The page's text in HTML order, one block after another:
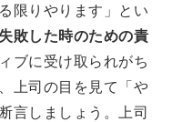
限りやります」とい
失敗した時のための責
ブに受け取られがち
上司の目を見て「や
言しましょう。上司